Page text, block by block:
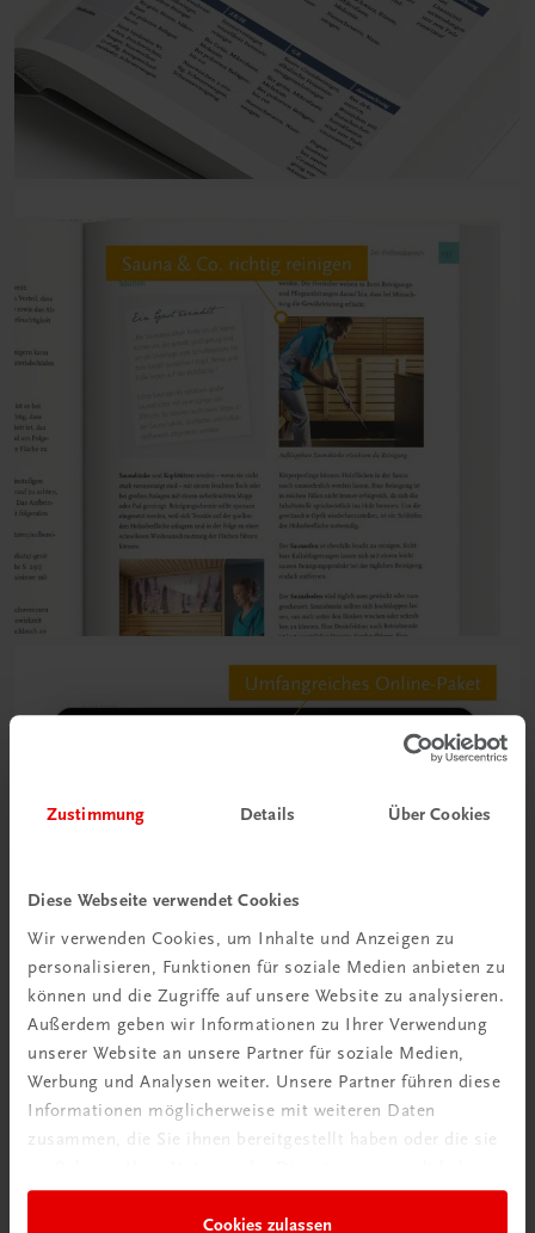
Zustimmung Details Über Cookies
Diese Webseite verwendet Cookies
Wir verwenden Cookies, um Inhalte und Anzeigen zu
personalisieren, Funktionen für soziale Medien anbieten zu
können und die Zugriffe auf unsere Website zu analysieren.
Außerdem geben wir Informationen zu Ihrer Verwendung
unserer Website an unsere Partner für soziale Medien,
Werbung und Analysen weiter. Unsere Partner führen diese
Informationen möglicherweise mit weiteren Daten
zusammen, die Sie ihnen bereitgestellt haben oder die sie
Cookies zulassen